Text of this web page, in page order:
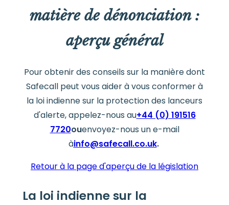
matière de dénonciation :
aperçu général
Pour obtenir des conseils sur la manière dont
Safecall peut vous aider à vous conformer à
la loi indienne sur la protection des lanceurs
d'alerte, appelez-nous au+44 (0) 191516
7720ouenvoyez-nous un e-mail
àinfo@safecall.co.uk.
Retour à la page d'aperçu de la législation
La loi indienne sur la